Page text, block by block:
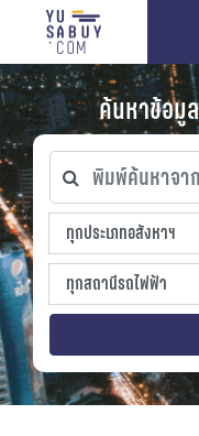
ค้นหาข้อมู
พิมพ์ค้นหาจากชื่อโ
ทุกประเภทอสังหาฯ
ทุกประเภทอสังหาฯ
sproperty
ทุกทำเลที่ตั้ง
ทุกสถานีรถไฟฟ้า
ทุกสถานีรถไฟฟ้า
strain-station
ทุกช่วงราคา